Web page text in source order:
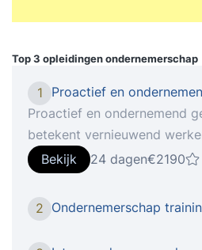
Top 3 opleidingenondernemerschap
1
Proactief en
Proactief en ondernemend
betekent vernieuwend
investeren in jezelf.
waarde met zijn of haar
fase waarin de organisatie
Bekijk 24 dagen€2190
2 Ondernemerschap